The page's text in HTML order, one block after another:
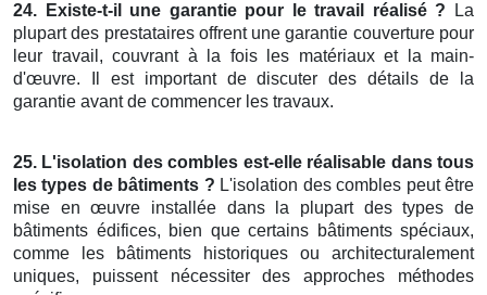
24. Existe-t-il une garantie pour le travail réalisé ? La
plupart des prestataires offrent une garantie couverture pour
leur travail, couvrant à la fois les matériaux et la main-
d'œuvre. Il est important de discuter des détails de la
garantie avant de commencer les travaux.
25. L'isolation des combles est-elle réalisable dans tous
les types de bâtiments ? L'isolation des combles peut être
mise en œuvre installée dans la plupart des types de
bâtiments édifices, bien que certains bâtiments spéciaux,
comme les bâtiments historiques ou architecturalement
uniques, puissent nécessiter des approches méthodes